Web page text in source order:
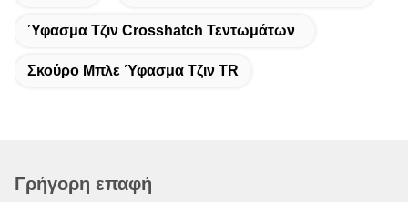
Ύφασμα Τζιν Crosshatch Τεντωμάτων
Σκούρο Μπλε Ύφασμα Τζιν TR
Γρήγορη επαφή